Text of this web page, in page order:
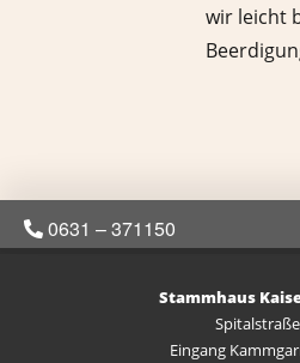
wir leicht
0631 – 371150
Stammhaus
Eingang